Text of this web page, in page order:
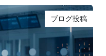
ブログ投稿